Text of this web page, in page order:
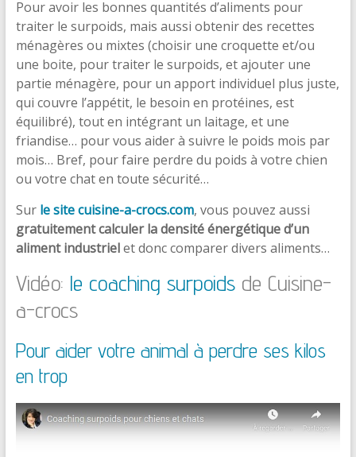
Pour avoir les bonnes quantités d’aliments pour
traiter le surpoids, mais aussi obtenir des recettes
ménagères ou mixtes (choisir une croquette et/ou
une boite, pour traiter le surpoids, et ajouter une
partie ménagère, pour un apport individuel plus juste,
qui couvre l’appétit, le besoin en protéines, est
équilibré), tout en intégrant un laitage, et une
friandise… pour vous aider à suivre le poids mois par
mois… Bref, pour faire perdre du poids à votre chien
ou votre chat en toute sécurité…
Sur le site cuisine-a-crocs.com, vous pouvez aussi
gratuitement calculer la densité énergétique d’un
aliment industrielet donc comparer divers aliments…
Vidéo: le coaching surpoidsde Cuisine-
a-crocs
Pour aider votre animal à perdre ses kilos
en trop